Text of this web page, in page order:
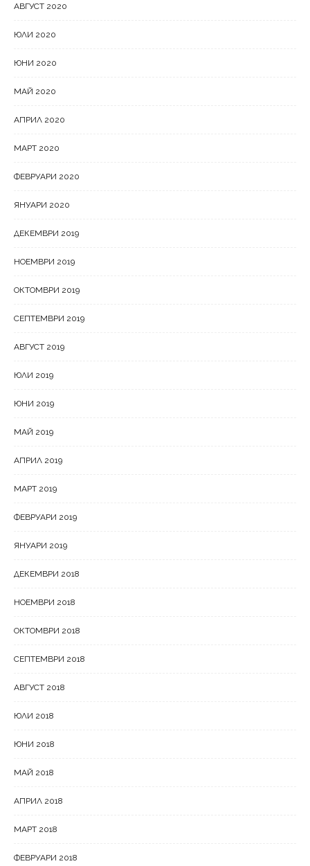
АВГУСТ 2020
ЮЛИ 2020
ЮНИ 2020
МАЙ 2020
АПРИЛ 2020
МАРТ 2020
ФЕВРУАРИ 2020
ЯНУАРИ 2020
ДЕКЕМВРИ 2019
НОЕМВРИ 2019
ОКТОМВРИ 2019
СЕПТЕМВРИ 2019
АВГУСТ 2019
ЮЛИ 2019
ЮНИ 2019
МАЙ 2019
АПРИЛ 2019
МАРТ 2019
ФЕВРУАРИ 2019
ЯНУАРИ 2019
ДЕКЕМВРИ 2018
НОЕМВРИ 2018
ОКТОМВРИ 2018
СЕПТЕМВРИ 2018
АВГУСТ 2018
ЮЛИ 2018
ЮНИ 2018
МАЙ 2018
АПРИЛ 2018
МАРТ 2018
ФЕВРУАРИ 2018